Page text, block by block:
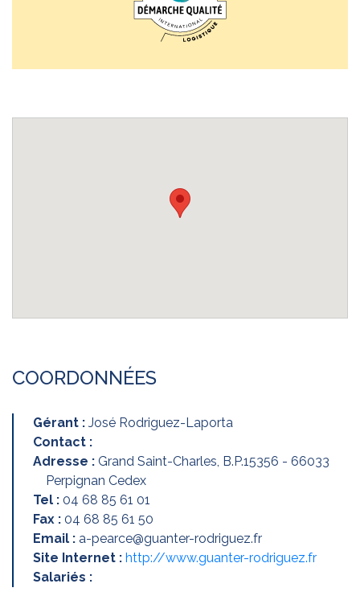
COORDONNÉES
Gérant : José Rodriguez-Laporta
Contact :
Adresse : Grand Saint-Charles, B.P.15356 - 66033
Perpignan Cedex
Tel : 04 68 85 61 01
Fax : 04 68 85 61 50
Email : a-pearce@guanter-rodriguez.fr
Site Internet : http://www.guanter-rodriguez.fr
Salariés :